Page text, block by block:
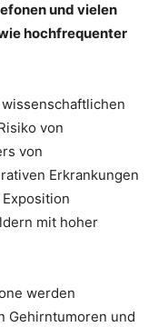
und vielen
hochfrequenter
von
von
Erkrankungen
mit hoher
werden
Gehirntumoren und